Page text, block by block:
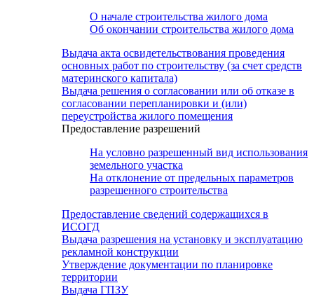
О начале строительства жилого дома
Об окончании строительства жилого дома
Выдача акта освидетельствования проведения
основных работ по строительству (за счет средств
материнского капитала)
Выдача решения о согласовании или об отказе в
согласовании перепланировки и (или)
переустройства жилого помещения
Предоставление разрешений
На условно разрешенный вид использования
земельного участка
На отклонение от предельных параметров
разрешенного строительства
Предоставление сведений содержащихся в
ИСОГД
Выдача разрешения на установку и эксплуатацию
рекламной конструкции
Утверждение документации по планировке
территории
Выдача ГПЗУ